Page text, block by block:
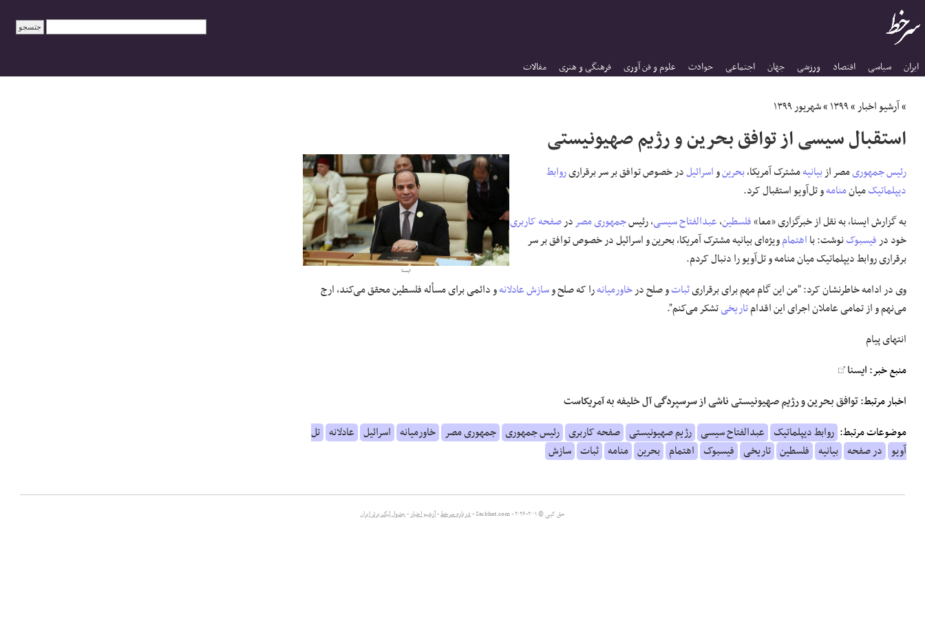
ایران سیاسی اقتصاد ورزشی جهان اجتماعی حوادث علوم و فن آوری فرهنگی و هنری مقالات
»آرشیو اخبار»۱۳۹۹»شهریور ۱۳۹۹
استقبال سیسی از توافق بحرین و رژیم صهیونیستی
ایسنا
رئیس جمهوریمصر ازبیانیهمشترک آمریکا،بحرینواسرائیلدر خصوص توافق بر سر برقراریروابط
دیپلماتیکمیانمنامهو تل‌آویو استقبال کرد.
به گزارش ایسنا، به نقل از خبرگزاری «معا»فلسطین،عبدالفتاح سیسی، رئیسجمهوری مصردرصفحه کاربری
خود درفیسبوکنوشت: بااهتمامویژه‌ای بیانیه مشترک آمریکا، بحرین و اسرائیل در خصوص توافق بر سر
برقراری روابط دیپلماتیک میان منامه و تل‌آویو را دنبال کردم.
وی در ادامه خاطرنشان کرد: "من این گام مهم برای برقراریثباتو صلح درخاورمیانهرا که صلح وسازشعادلانهو دائمی برای مسأله فلسطین محقق می‌کند، ارج
می‌نهم و از تمامی عاملان اجرای این اقدامتاریخیتشکر می‌کنم".
انتهای پیام
منبع خبر:ایسنا
اخبار مرتبط:توافق بحرین و رژیم صهیونیستی ناشی از سرسپردگی آل خلیفه به آمریکاست
موضوعات مرتبط: روابط دیپلماتیک عبدالفتاح سیسی رژیم صهیونیستی صفحه کاربری رئیس جمهوری جمهوری مصر خاورمیانه اسرائیل عادلانه تل
آویو در صفحه بیانیه فلسطین تاریخی فیسبوک اهتمام بحرین منامه ثبات سازش
حق کپی © ۲۰۰۱-۲۰۲۶ - Sarkhat.com - درباره سرخط-آرشیو اخبار-جدول لیگ برتر ایران